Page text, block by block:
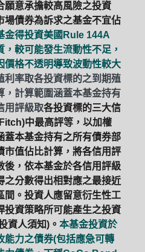
願意承擔較高風險之投資
場債券為訴求之基金不宜佔
金得投資美國Rule 144A
較可能發生流動性不足，
價格不透明導致波動性較大
利率取各投資標的之到期殖
，計算範圍涵蓋本基金持有
用評級取各投資標的三大信
中最高評等，以加權
蓋本基金持有之所有債券部
市值佔比計算，將各信用評
後，依本基金於各信用評級
之分數得出相對應之最接近
間。投資人應留意衍生性工
投資策略所可能產生之投資
資人須知)。 本基金投資於
能力之債券(包括應急可轉